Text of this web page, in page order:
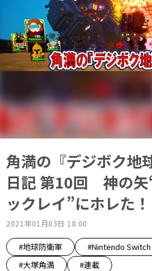
角満の『デジボク地
日記 第10回 神の矢
ックレイ”にホレた！
2021年01月03日 18:00
#地球防衛軍 #Nintendo Switch
#大塚角満
#連載